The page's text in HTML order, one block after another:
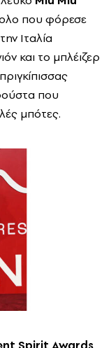
που φόρεσε
Ιταλία
και το μπλέιζερ
που
μπότες.